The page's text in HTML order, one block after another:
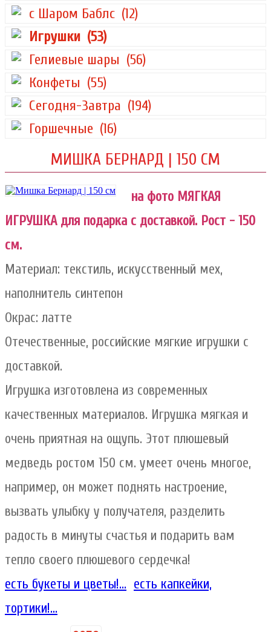
с Шаром Баблс (12)
Игрушки (53)
Гелиевые шары (56)
Конфеты (55)
Сегодня-Завтра (194)
Горшечные (16)
МИШКА БЕРНАРД | 150 СМ
на фото МЯГКАЯ
ИГРУШКА для подарка с доставкой. Рост - 150
см.
Материал: текстиль, искусственный мех,
наполнитель синтепон
Окрас: латте
Отечественные, российские мягкие игрушки с
доставкой.
Игрушка изготовлена из современных
качественных материалов. Игрушка мягкая и
очень приятная на ощупь. Этот плюшевый
медведь ростом 150 см. умеет очень многое,
например, он может поднять настроение,
вызвать улыбку у получателя, разделить
радость в минуты счастья и подарить вам
тепло своего плюшевого сердечка!
есть букеты и цветы!... есть капкейки,
тортики!...